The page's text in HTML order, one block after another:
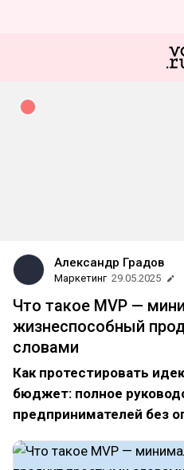
Александр Градов
Маркетинг 29.05.2025
Что такое MVP —
жизнеспособный
словами
Как протестировать
бюджет: полное
предпринимателей без